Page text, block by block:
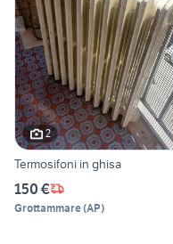
2
Termosifoni in ghisa
150 €
Grottammare(AP)